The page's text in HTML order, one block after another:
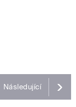
Následující